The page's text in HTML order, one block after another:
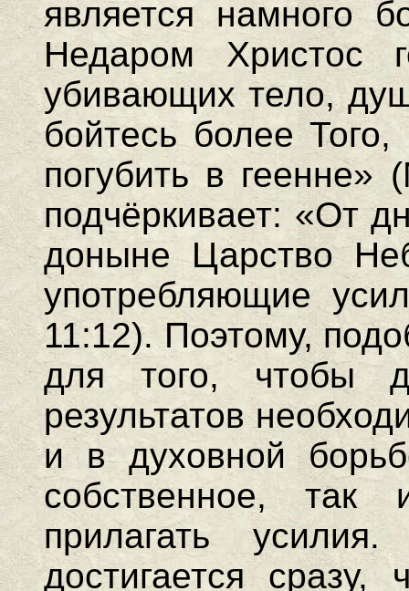
является намного
Недаром Христос
убивающих тело,
бойтесь более
погубить в
подчёркивает: «От
доныне Царство
употребляющие
11:12). Поэтому,
для того, чтобы
результатов
и в духовной
собственное, так
прилагать
достигается